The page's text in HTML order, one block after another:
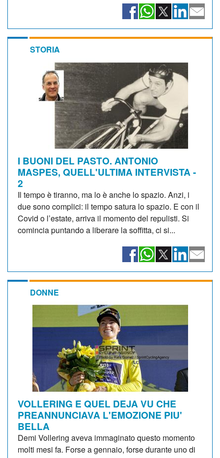
STORIA
I BUONI DEL PASTO. ANTONIO
MASPES, QUELL'ULTIMA INTERVISTA -
2
Il tempo è tiranno, ma lo è anche lo spazio. Anzi, i
due sono complici: il tempo satura lo spazio. E con il
Covid o l’estate, arriva il momento del repulisti. Si
comincia puntando a liberare la soffitta, ci si...
DONNE
VOLLERING E QUEL DEJA VU CHE
PREANNUNCIAVA L'EMOZIONE PIU'
BELLA
Demi Vollering aveva immaginato questo momento
molti mesi fa. Forse a gennaio, forse durante uno di